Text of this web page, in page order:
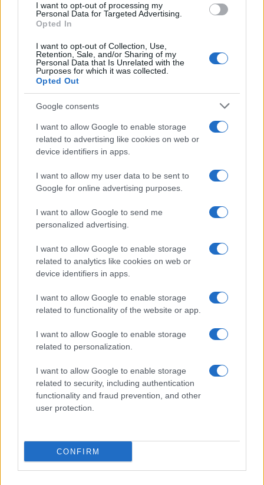
I want to opt-out of processing my
Personal Data for Targeted Advertising.
Opted In
I want to opt-out of Collection, Use,
Retention, Sale, and/or Sharing of my
Personal Data that Is Unrelated with the
Purposes for which it was collected.
Opted Out
Google consents
I want to allow Google to enable storage
related to advertising like cookies on web or
device identifiers in apps.
I want to allow my user data to be sent to
Google for online advertising purposes.
I want to allow Google to send me
personalized advertising.
I want to allow Google to enable storage
related to analytics like cookies on web or
device identifiers in apps.
I want to allow Google to enable storage
related to functionality of the website or app.
I want to allow Google to enable storage
related to personalization.
I want to allow Google to enable storage
related to security, including authentication
functionality and fraud prevention, and other
user protection.
CONFIRM
Bianca Magni
Bianca Magni ha trascritto a mano il diario di
di Stato per una serie sul Rinascimento
urbano; è collaboratrice storica che propone
percorsi culturali e note d'archivio. Vive a
Continua a leggere